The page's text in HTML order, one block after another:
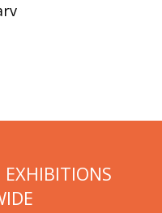
EXHIBITIONS